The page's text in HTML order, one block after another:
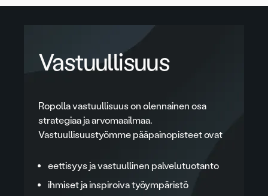
Vastuullisuus
Ropolla vastuullisuus on olennainen osa
strategiaa ja arvomaailmaa.
Vastuullisuustyömme pääpainopisteet ovat
eettisyys ja vastuullinen palvelutuotanto
ihmiset ja inspiroiva työympäristö